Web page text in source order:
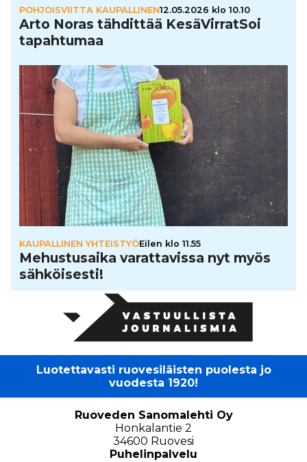
POHJOISVIITTA KAUPALLINEN12.05.2026 klo 10.10
Arto Noras tähdittää Kesä­Vir­rat­Soi
tapah­tu­maa
KAUPALLINEN YHTEISTYÖEilen klo 11.55
Mehus­tu­saika varat­ta­vissa nyt myös
säh­köi­sesti!
Luotettavasti ruovesiläisten puolesta jo
vuodesta 1920!
Ruoveden Sanomalehti Oy
Honkalantie 2
34600 Ruovesi
Puhelinpalvelu